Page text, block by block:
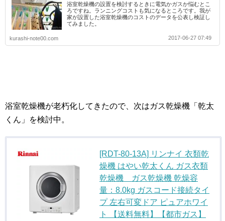
浴室乾燥機の設置を検討するときに電気かガスか悩むとこ
ろですね。ランニングコストも気になるところです。我が
家が設置した浴室乾燥機のコストのデータを公表し検証し
てみました。
kurashi-note00.com 2017-06-27 07:49
浴室乾燥機が老朽化してきたので、次はガス乾燥機「乾太
くん」を検討中。
[RDT-80-13A] リンナイ 衣類乾
燥機 はやい乾太くん ガス衣類
乾燥機 ガス乾燥機 乾燥容
量：8.0kg ガスコード接続タイ
プ 左右可変ドア ピュアホワイ
ト 【送料無料】【都市ガス】